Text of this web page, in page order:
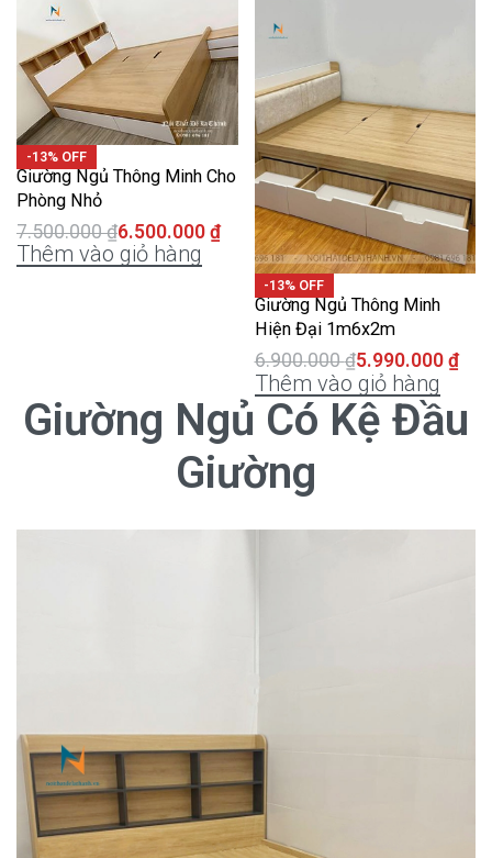
-13% OFF
Giường Ngủ Thông Minh Cho
Phòng Nhỏ
7.500.000₫6.500.000 ₫
Thêm vào giỏ hàng
-13% OFF
Giường Ngủ Thông Minh
Hiện Đại 1m6x2m
6.900.000₫5.990.000 ₫
Thêm vào giỏ hàng
Giường Ngủ Có Kệ Đầu
Giường